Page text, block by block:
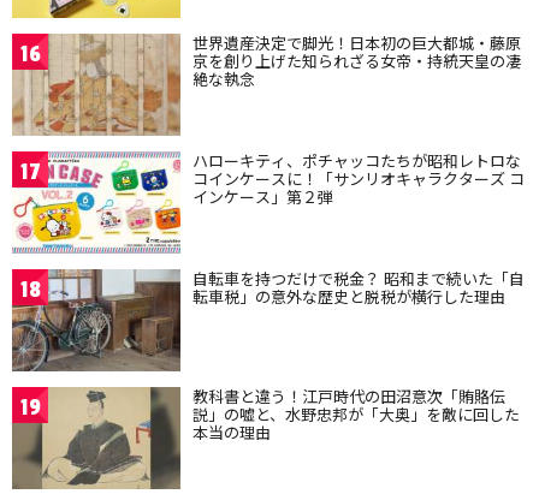
16 世界遺産決定で脚光！日本初の巨大都城・藤原
京を創り上げた知られざる女帝・持統天皇の凄
絶な執念
17 ハローキティ、ポチャッコたちが昭和レトロな
コインケースに！「サンリオキャラクターズ コ
インケース」第２弾
18 自転車を持つだけで税金？ 昭和まで続いた「自
転車税」の意外な歴史と脱税が横行した理由
19 教科書と違う！江戸時代の田沼意次「賄賂伝
説」の嘘と、水野忠邦が「大奥」を敵に回した
本当の理由